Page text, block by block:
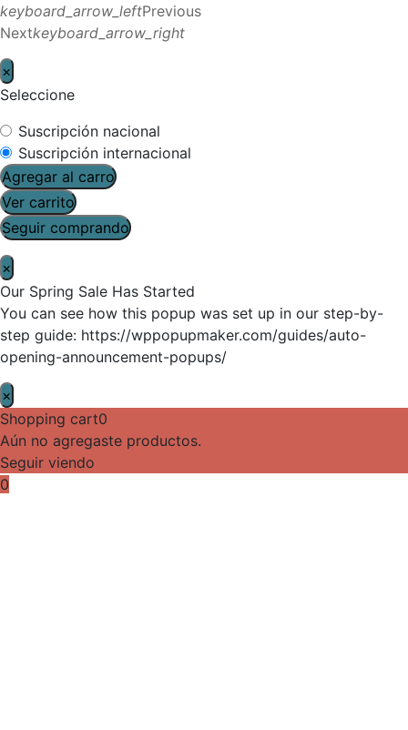
keyboard_arrow_leftPrevious
Nextkeyboard_arrow_right
×
Seleccione
Suscripción nacional
Suscripción internacional
Agregar al carro
Ver carrito
Seguir comprando
×
Our Spring Sale Has Started
You can see how this popup was set up in our step-by-
step guide: https://wppopupmaker.com/guides/auto-
opening-announcement-popups/
×
Shopping cart0
Aún no agregaste productos.
Seguir viendo
0